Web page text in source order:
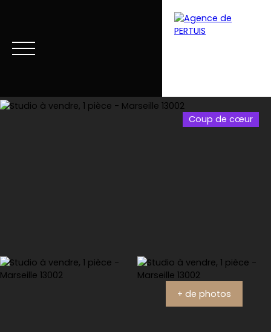
Coup de cœur
+ de photos